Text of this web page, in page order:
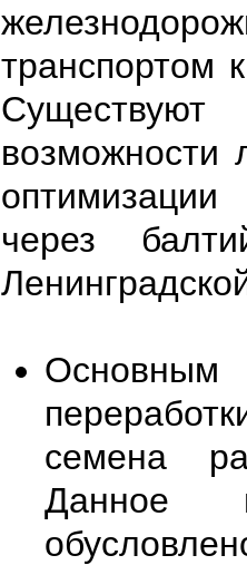
транспортом
возможности
через
семена
Данное